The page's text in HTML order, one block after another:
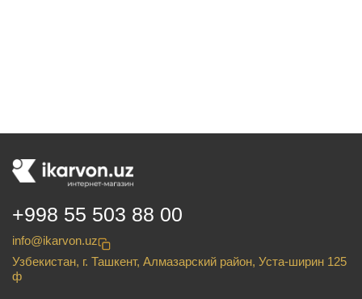
+998 55 503 88 00
info@ikarvon.uz
Узбекистан, г. Ташкент, Алмазарский район, Уста-ширин 125
ф